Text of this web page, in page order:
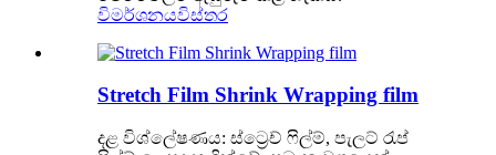
විමර්ශනයවිස්තර
Stretch Film Shrink Wrapping film
දළ විශ්ලේෂණය: ස්ට්‍රෙච් ෆිල්ම්, පැලට් රැප්